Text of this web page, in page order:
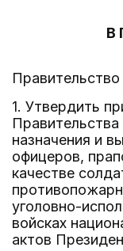
В
1. Утвердить
назначения и
офицеров,
качестве
уголовно-
войсках
актов